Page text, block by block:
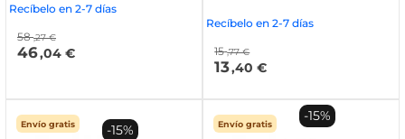
Recíbelo en 2-7 días
58 ,27 €
46,04 €
Recíbelo en 2-7 días
15 ,77 €
13,40 €
Envío gratis -15% Envío gratis
-15%